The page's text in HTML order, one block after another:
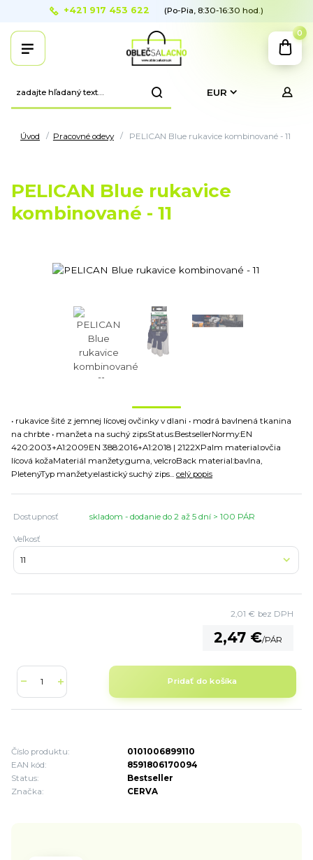
EUR
+421 917 453 622 (Po-Pia, 8:30-16:30 hod.)
0
Úvod Pracovné odevy PELICAN Blue rukavice kombinované - 11
PELICAN Blue rukavice
kombinované - 11
• rukavice šité z jemnej lícovej ovčinky v dlani • modrá bavlnená tkanina
na chrbte • manžeta na suchý zipsStatus:BestsellerNormy:EN
420:2003+A1:2009EN 388:2016+A1:2018 | 2122XPalm material:ovčia
lícová kožaMateriál manžety:guma, velcroBack material:bavlna,
PletenýTyp manžety:elastický suchý zips... celý popis
Dostupnosť skladom - dodanie do 2 až 5 dní > 100 PÁR
Veľkosť
2,47 €/PÁR
2,01 € bez DPH
Pridať do košíka
Číslo produktu:
0101006899110
EAN kód:
8591806170094
Status:
Bestseller
Značka:
CERVA